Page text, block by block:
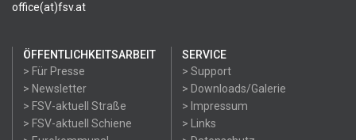
office(at)fsv.at
ÖFFENTLICHKEITSARBEIT
> Für Presse
> Newsletter
> FSV-aktuell Straße
> FSV-aktuell Schiene
SERVICE
> Support
> Downloads/Galerie
> Impressum
> Links